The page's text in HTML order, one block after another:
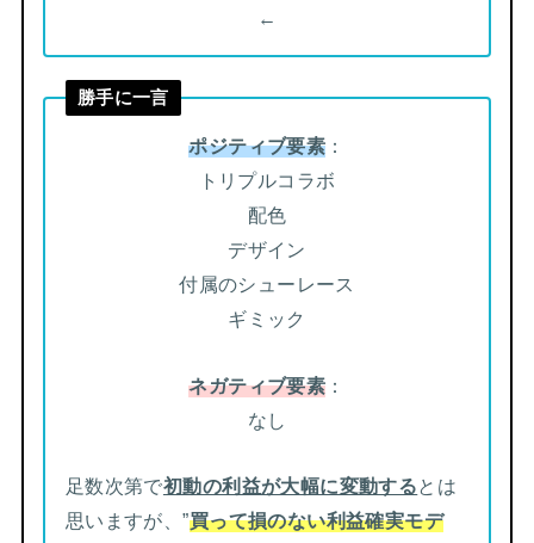
←
勝手に一言
ポジティブ要素 ：
トリプルコラボ
配色
デザイン
付属のシューレース
ギミック
ネガティブ要素 ：
なし
足数次第で初動の利益が大幅に変動するとは
思いますが、”買って損のない利益確実モデ